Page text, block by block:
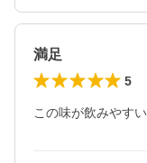
満足
5
この味が飲みやす